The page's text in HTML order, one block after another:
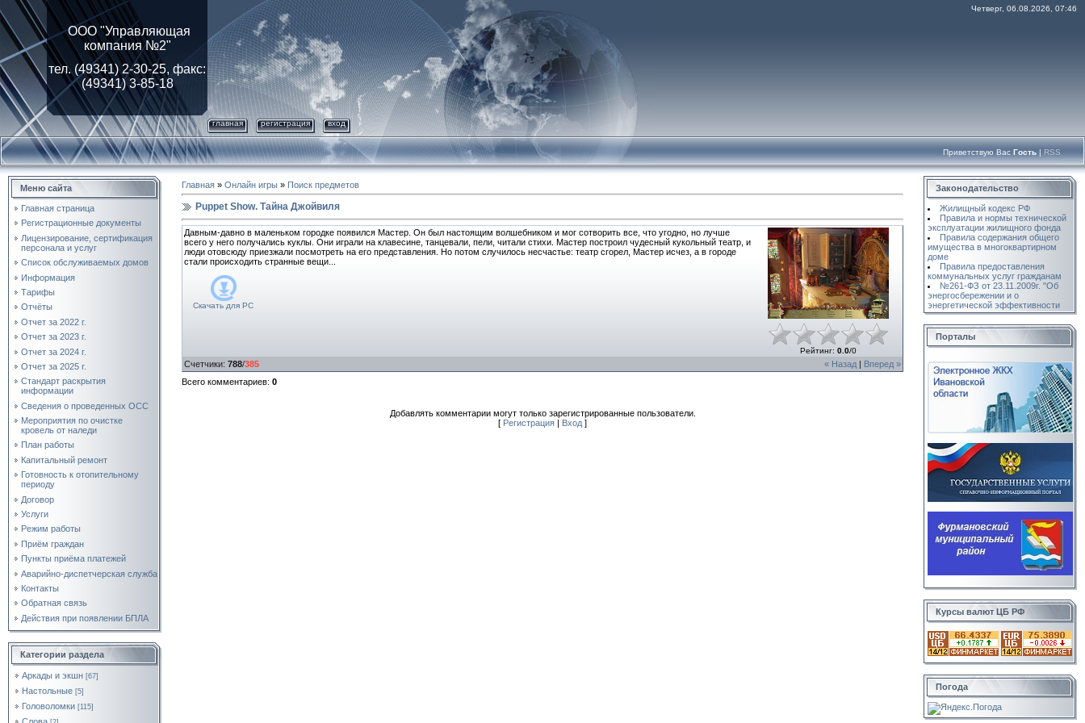
ООО "Управляющая
компания №2"
тел. (49341) 2-30-25, факс:
(49341) 3-85-18
Четверг, 06.08.2026, 07:46
главная регистрация вход
Приветствую Вас Гость | RSS
Меню сайта
Главная страница
Регистрационные документы
Лицензирование, cертификация
персонала и услуг
Список обслуживаемых домов
Информация
Тарифы
Отчёты
Отчет за 2022 г.
Отчет за 2023 г.
Отчет за 2024 г.
Отчет за 2025 г.
Стандарт раскрытия
информации
Сведения о проведенных ОСС
Мероприятия по очистке
кровель от наледи
План работы
Капитальный ремонт
Готовность к отопительному
периоду
Договор
Услуги
Режим работы
Приём граждан
Пункты приёма платежей
Аварийно-диспетчерская служба
Контакты
Обратная связь
Действия при появлении БПЛА
Категории раздела
Аркады и экшн [67]
Настольные [5]
Головоломки [115]
Главная » Онлайн игры » Поиск предметов
Puppet Show. Тайна Джойвиля
Давным-давно в маленьком городке появился Мастер. Он был настоящим волшебником и мог сотворить все, что угодно, но лучше
всего у него получались куклы. Они играли на клавесине, танцевали, пели, читали стихи. Мастер построил чудесный кукольный театр, и
люди отовсюду приезжали посмотреть на его представления. Но потом случилось несчастье: театр сгорел, Мастер исчез, а в городе
стали происходить странные вещи...
Скачать для PC
Рейтинг: 0.0/0
« Назад Вперед »
Счетчики: 788/385
Всего комментариев: 0
Добавлять комментарии могут только зарегистрированные пользователи.
[ Регистрация Вход ]
Законодательство
Жилищный кодекс РФ
Правила и нормы технической
эксплуатации жилищного фонда
Правила содержания общего
имущества в многоквартирном
доме
Правила предоставления
коммунальных услуг гражданам
№261-ФЗ от 23.11.2009г. "Об
энергосбережении и о
энергетической эффективности
Порталы
Курсы валют ЦБ РФ
Погода